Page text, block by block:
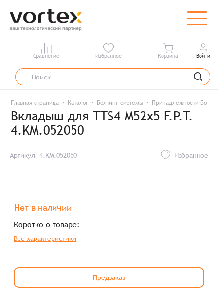
Сравнение Избранное Корзина Войти
Главная страница Каталог Болтинг системы Принадлежности
Вкладыш для TTS4 M52x5 F.P.T.
4.KM.052050
Артикул: 4.KM.052050 Избранное
Нет в наличии
Коротко о товаре:
Все характеристики
Предзаказ